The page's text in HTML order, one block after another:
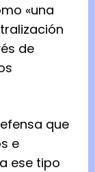
«una
de
que
e
ese tipo